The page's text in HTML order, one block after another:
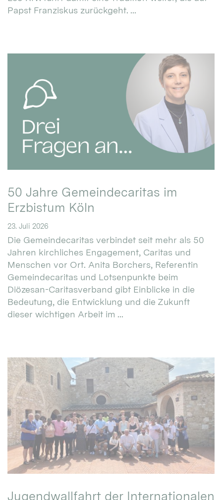
Papst Franziskus zurückgeht. ...
50 Jahre Gemeindecaritas im
Erzbistum Köln
23. Juli 2026
Die Gemeindecaritas verbindet seit mehr als 50
Jahren kirchliches Engagement, Caritas und
Menschen vor Ort. Anita Borchers, Referentin
Gemeindecaritas und Lotsenpunkte beim
Diözesan-Caritasverband gibt Einblicke in die
Bedeutung, die Entwicklung und die Zukunft
dieser wichtigen Arbeit im ...
Jugendwallfahrt der Internationalen